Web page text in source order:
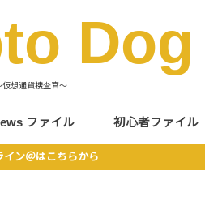
Dog
仮想通貨捜査官〜
ファイル 初心者ファイル
イン＠はこちらから